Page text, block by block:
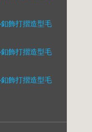
飾打摺造型毛
飾打摺造型毛
飾打摺造型毛